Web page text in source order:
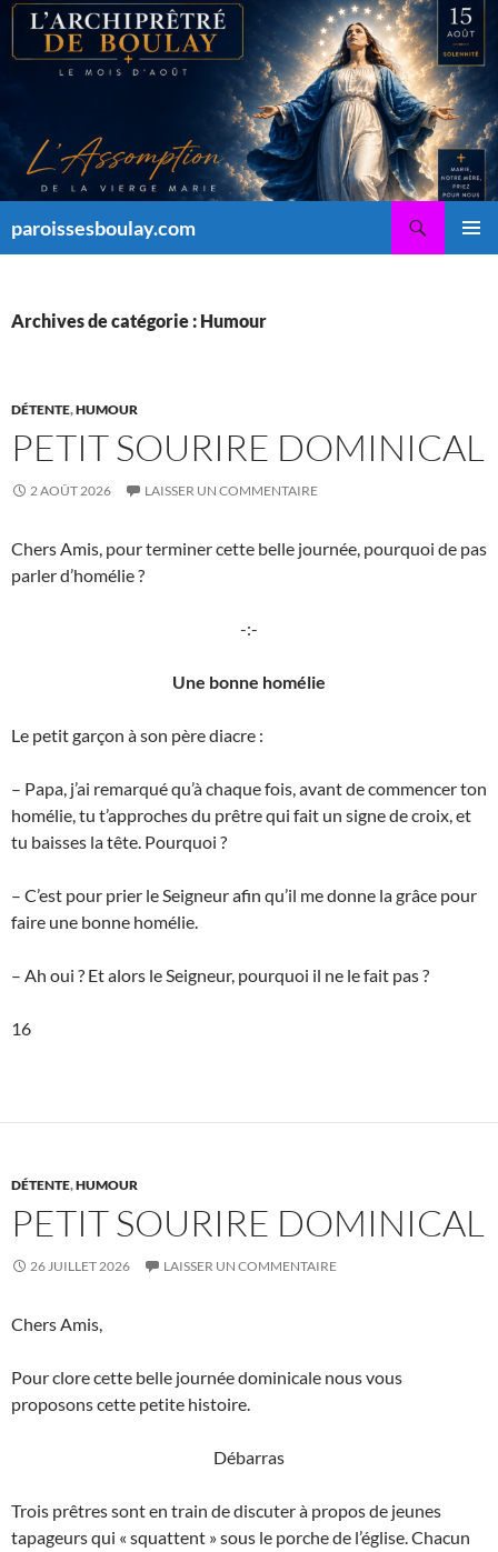
Aller
contenu
paroissesboulay.com
Archives de catégorie : Humour
DÉTENTE,HUMOUR
PETIT SOURIRE DOMINICAL
2 AOÛT 2026 LAISSER UN COMMENTAIRE
Chers Amis, pour terminer cette belle journée, pourquoi de pas
parler d’homélie ?
-:-
Une bonne homélie
Le petit garçon à son père diacre :
– Papa, j’ai remarqué qu’à chaque fois, avant de commencer ton
homélie, tu t’approches du prêtre qui fait un signe de croix, et
tu baisses la tête. Pourquoi ?
– C’est pour prier le Seigneur afin qu’il me donne la grâce pour
faire une bonne homélie.
– Ah oui ? Et alors le Seigneur, pourquoi il ne le fait pas ?
16
DÉTENTE,HUMOUR
PETIT SOURIRE DOMINICAL
26 JUILLET 2026 LAISSER UN COMMENTAIRE
Chers Amis,
Pour clore cette belle journée dominicale nous vous
proposons cette petite histoire.
Débarras
Trois prêtres sont en train de discuter à propos de jeunes
tapageurs qui « squattent » sous le porche de l’église. Chacun